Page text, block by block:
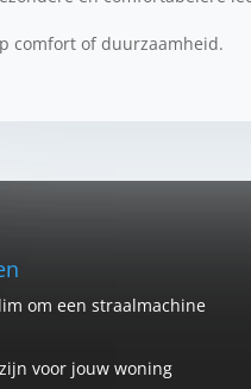
comfort of duurzaamheid.
om een straalmachine
voor jouw woning